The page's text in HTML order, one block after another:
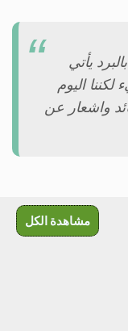
يأتي
اليوم
واشعار عن
مشاهدة الكل